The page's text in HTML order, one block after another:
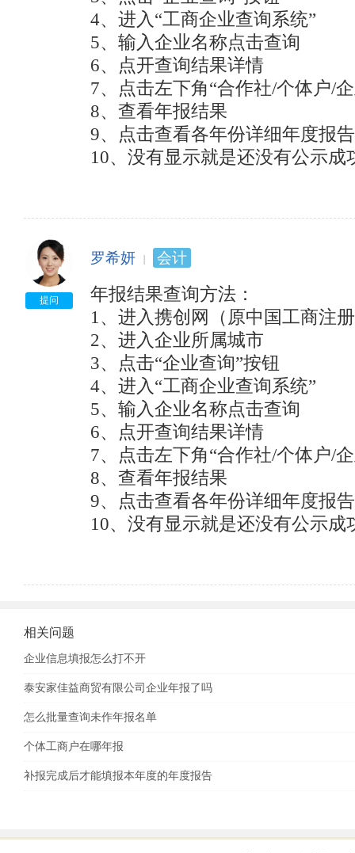
企业法人、负责人在银行信贷、投融资、合同签订
束机制的影响。
4、进入“工商企业查询系统”
5、输入企业名称点击查询
6、点开查询结果详情
7、点击左下角“合作社/个体户/
8、查看年报结果
9、点击查看各年份详细年度报告
10、没有显示就是还没有公示
提问
罗希妍 会计
年报结果查询方法：
1、进入携创网（原中国工商注
2、进入企业所属城市
3、点击“企业查询”按钮
4、进入“工商企业查询系统”
5、输入企业名称点击查询
6、点开查询结果详情
7、点击左下角“合作社/个体户/
8、查看年报结果
9、点击查看各年份详细年度报告
10、没有显示就是还没有公示
相关问题
企业信息填报怎么打不开
泰安家佳益商贸有限公司企业年报了吗
怎么批量查询未作年报名单
个体工商户在哪年报
补报完成后才能填报本年度的年度报告